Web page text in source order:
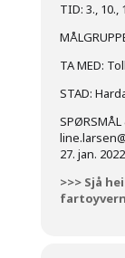
TID: 3., 10.,
TA MED:
STAD:
SPØRSMÅL
27. jan. 2022
>>> Sjå